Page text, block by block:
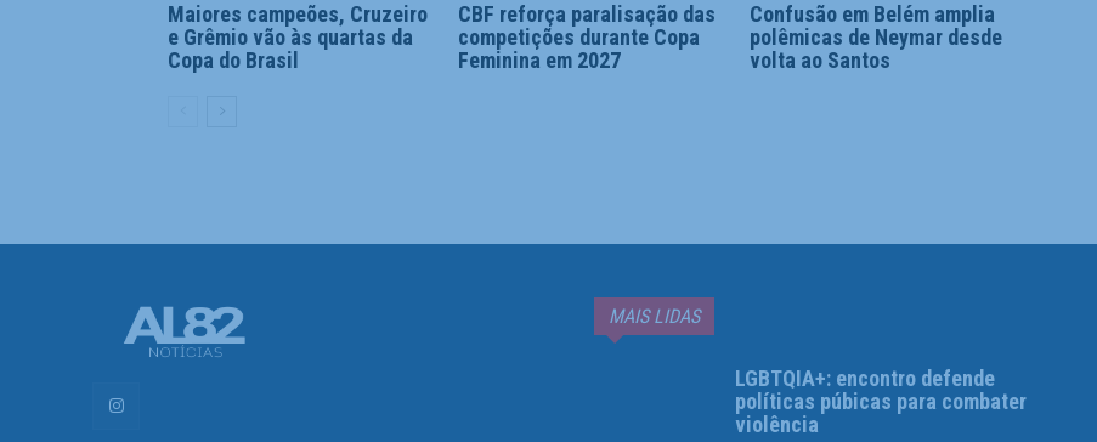
Maiores campeões, Cruzeiro
e Grêmio vão às quartas da
Copa do Brasil
CBF reforça paralisação das
competições durante Copa
Feminina em 2027
Confusão em Belém amplia
polêmicas de Neymar desde
volta ao Santos
MAIS LIDAS
LGBTQIA+: encontro defende
políticas púbicas para combater
violência